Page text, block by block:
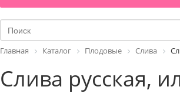
Главная Каталог Плодовые Слива
Слива русская,